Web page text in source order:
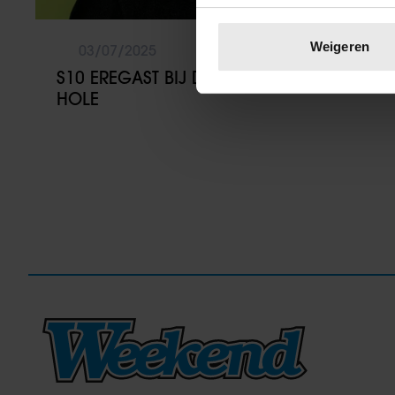
Uw apparaat
toestemming op elk
Weigeren
S10 EREGAST BIJ DOWN THE RABBIT
HOLE